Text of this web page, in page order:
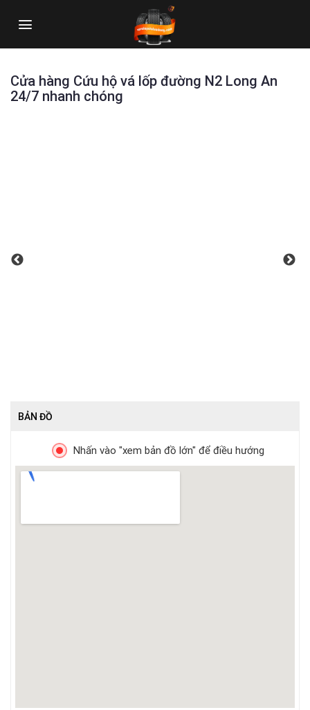
Cửa hàng Cứu hộ vá lốp đường N2 Long An
24/7 nhanh chóng
BẢN ĐỒ
Nhấn vào "xem bản đồ lớn" để điều hướng